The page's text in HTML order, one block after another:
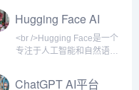
<br /><br /><br /
用户无需安装专门客户端，
即可在Discord服务器中调
用指令生成图像。<br /><br
直接给出简洁、准确的答
案，并附上引用来源。用户
可以用自然语言提问，系统
Hugging Face AI
网站简介
<br />Hugging Face是一个
专注于人工智能和自然语言
2016年。它最初以开发聊天
ChatGPT AI平台